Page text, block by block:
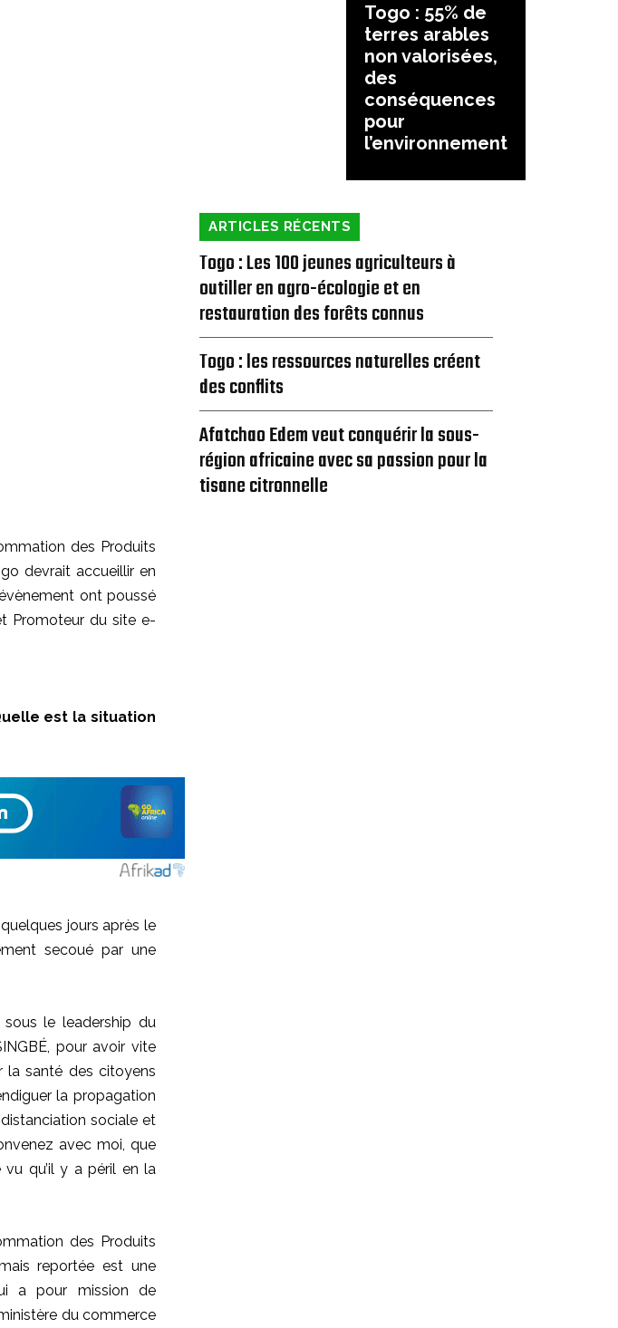
des Produits
devrait accueillir en
ont poussé
Promoteur du site e-
est la situation
jours après le
secoué par une
le leadership du
, pour avoir vite
la santé des citoyens
la propagation
sociale et
avec moi, que
qu’il y a péril en la
des Produits
reportée est une
a pour mission de
du commerce
Togo : 55% de
terres arables
non valorisées,
des
conséquences
pour
l’environnement
ARTICLES RÉCENTS
Togo : Les 100 jeunes agriculteurs à
outiller en agro-écologie et en
restauration des forêts connus
Togo : les ressources naturelles créent
des conflits
Afatchao Edem veut conquérir la sous-
région africaine avec sa passion pour la
tisane citronnelle